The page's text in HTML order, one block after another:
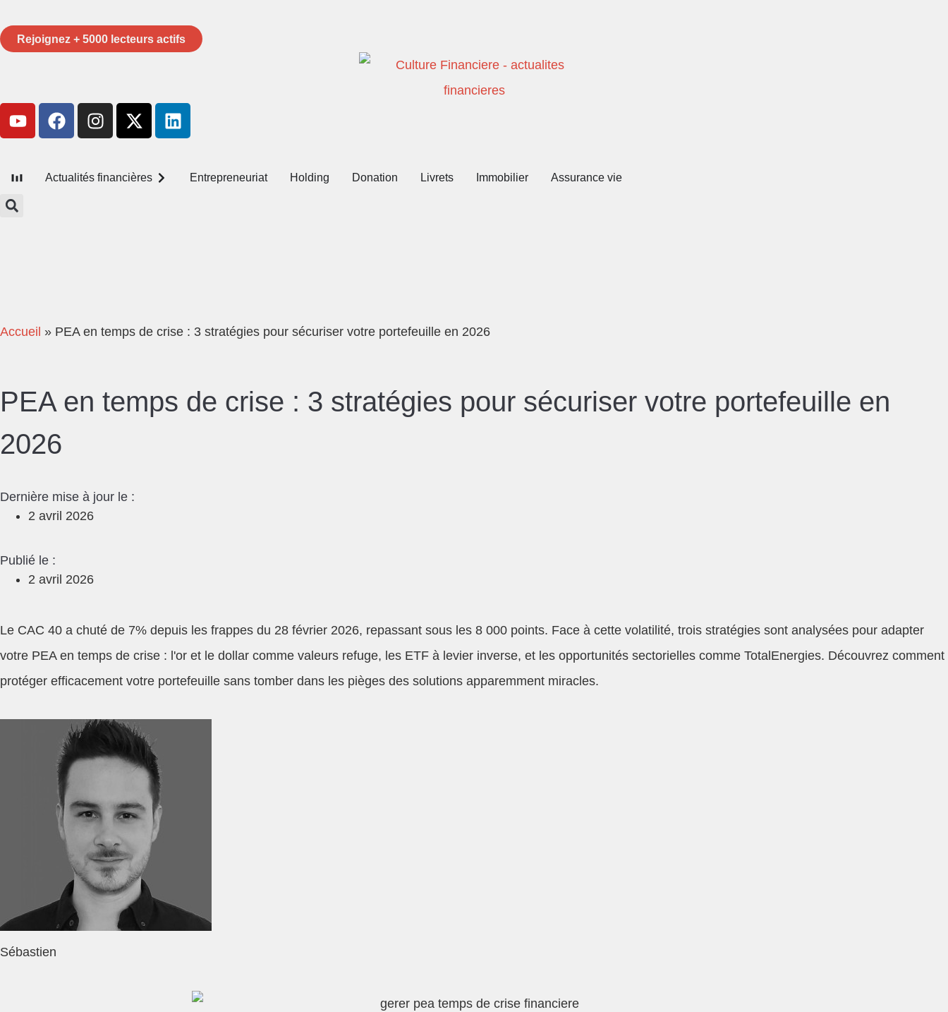
Rejoignez + 5000 lecteurs actifs
Actualités financières Entrepreneuriat Holding Donation Livrets Immobilier Assurance vie
Accueil » PEA en temps de crise : 3 stratégies pour sécuriser votre portefeuille en 2026
PEA en temps de crise : 3 stratégies pour sécuriser votre portefeuille en
2026
Dernière mise à jour le :
2 avril 2026
Publié le :
2 avril 2026
Le CAC 40 a chuté de 7% depuis les frappes du 28 février 2026, repassant sous les 8 000 points. Face à cette volatilité, trois stratégies sont analysées pour adapter
votre PEA en temps de crise : l'or et le dollar comme valeurs refuge, les ETF à levier inverse, et les opportunités sectorielles comme TotalEnergies. Découvrez comment
protéger efficacement votre portefeuille sans tomber dans les pièges des solutions apparemment miracles.
Sébastien